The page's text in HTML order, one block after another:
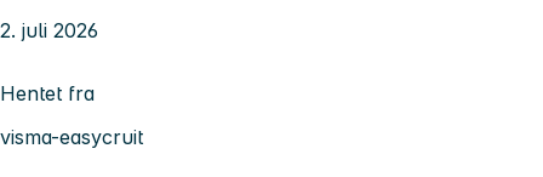
2. juli 2026
Hentet fra
visma-easycruit